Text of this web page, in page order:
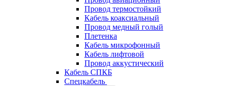
Провод термостойкий
Кабель коаксиальный
Провод медный голый
Плетенка
Кабель микрофонный
Кабель лифтовой
Провод аккустический
Кабель СПКБ
Спецкабель